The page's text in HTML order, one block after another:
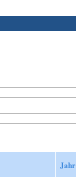
Jahr